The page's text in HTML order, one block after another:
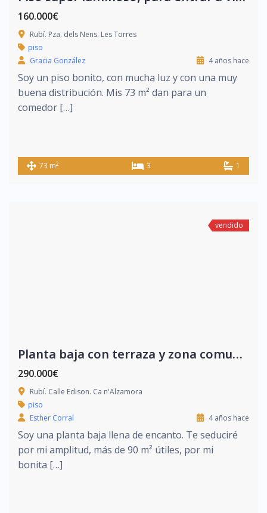
160.000€
Rubí. Pza. dels Nens. Les Torres
piso
Gracia González
4 años hace
Soy un piso bonito, con mucha luz y con una muy
buena distribución. Mis 73 m² dan para un
comedor […]
73 m2 3 1
vendido
Planta baja con terraza y zona comunitaria
290.000€
Rubí. Calle Edison. Ca n'Alzamora
piso
Esther Corral
4 años hace
Soy una planta baja llena de encanto. Te seduciré
por mi amplitud, más de 90 m² útiles, por mi
bonita […]